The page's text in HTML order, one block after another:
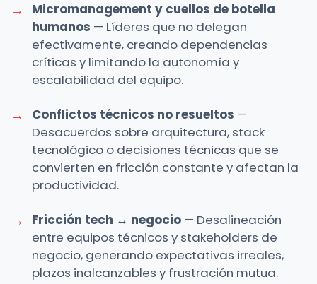
Micromanagement y cuellos de botella
humanos — Líderes que no delegan
efectivamente, creando dependencias
críticas y limitando la autonomía y
escalabilidad del equipo.
Conflictos técnicos no resueltos —
Desacuerdos sobre arquitectura, stack
tecnológico o decisiones técnicas que se
convierten en fricción constante y afectan la
productividad.
Fricción tech ↔ negocio — Desalineación
entre equipos técnicos y stakeholders de
negocio, generando expectativas irreales,
plazos inalcanzables y frustración mutua.